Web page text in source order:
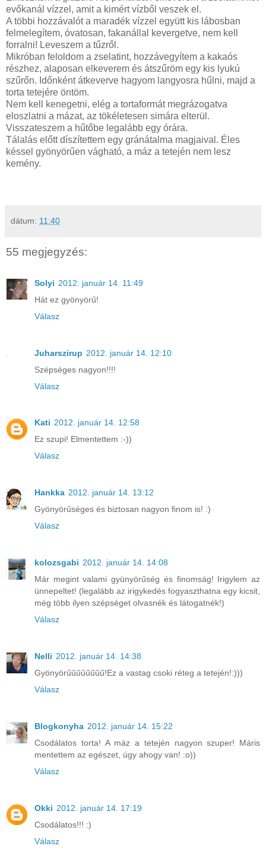
evőkanál vízzel, amit a kimért vízből veszek el.
A többi hozzávalót a maradék vízzel együtt kis lábosban
felmelegítem, óvatosan, fakanállal kevergetve, nem kell
forralni! Leveszem a tűzről.
Mikróban feloldom a zselatint, hozzávegyítem a kakaós
részhez, alaposan elkeverem és átszűröm egy kis lyukú
szűrőn. Időnként átkeverve hagyom langyosra hűlni, majd a
torta tetejére öntöm.
Nem kell kenegetni, elég a tortaformát megrázogatva
eloszlatni a mázat, az tökéletesen simára elterül.
Visszateszem a hűtőbe legalább egy órára.
Tálalás előtt díszítettem egy gránátalma magjaival. Éles
késsel gyönyörűen vágható, a máz a tetején nem lesz
kemény.
dátum: 11:40
55 megjegyzés:
Solyi 2012. január 14. 11:49
Hát ez gyönyörű!
Válasz
Juharszirup 2012. január 14. 12:10
Szépséges nagyon!!!!
Válasz
Kati 2012. január 14. 12:58
Ez szupi! Elmentettem :-))
Válasz
Hankka 2012. január 14. 13:12
Gyönyörűséges és biztosan nagyon finom is! :)
Válasz
kolozsgabi 2012. január 14. 14:08
Már megint valami gyünyörűség és finomság! Irigylem az
ünnepeltet! (legalább az irigykedés fogyaszthatna egy kicsit,
még több ilyen szépséget olvasnék és látogatnék!)
Válasz
Nelli 2012. január 14. 14:38
Gyönyörűűűűűűűű!Ez a vastag csoki réteg a tetején!:)))
Válasz
Blogkonyha 2012. január 14. 15:22
Csodálatos torta! A máz a tetején nagyon szuper! Máris
mentettem az egészet, úgy ahogy van! :o))
Válasz
Okki 2012. január 14. 17:19
Csodálatos!!! :)
Válasz